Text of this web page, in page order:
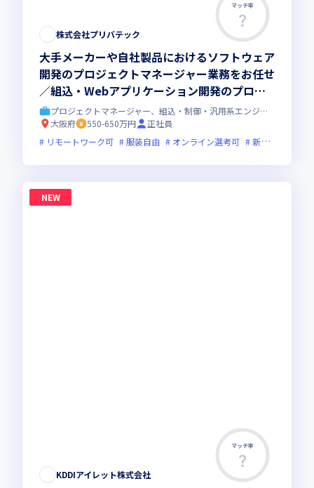
マッチ率
株式会社プリバテック
大手メーカーや自社製品におけるソフトウェア
開発のプロジェクトマネージャー業務をお任せ
／組込・Webアプリケーション開発のプロジ
ェクト管理や顧客・パートナー折衝を担当して
いただきます
プロジェクトマネージャー、組込・制御・汎用系エンジニア
大阪府
550-650万円
正社員
リモートワーク可
服装自由 オンライン選考可 新技術に積極的
NEW
マッチ率
KDDIアイレット株式会社